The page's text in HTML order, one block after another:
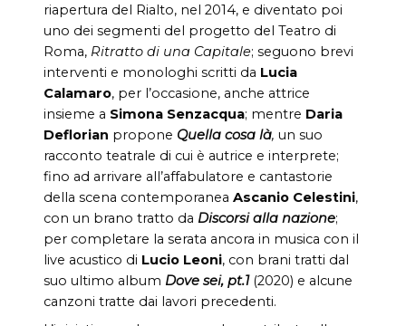
riapertura del Rialto, nel 2014, e diventato poi
uno dei segmenti del progetto del Teatro di
Roma, Ritratto di una Capitale; seguono brevi
interventi e monologhi scritti da Lucia
Calamaro, per l’occasione, anche attrice
insieme a Simona Senzacqua; mentre Daria
Deflorian propone Quella cosa là, un suo
racconto teatrale di cui è autrice e interprete;
fino ad arrivare all’affabulatore e cantastorie
della scena contemporanea Ascanio Celestini,
con un brano tratto da Discorsi alla nazione;
per completare la serata ancora in musica con il
live acustico di Lucio Leoni, con brani tratti dal
suo ultimo album Dove sei, pt.1(2020) e alcune
canzoni tratte dai lavori precedenti.